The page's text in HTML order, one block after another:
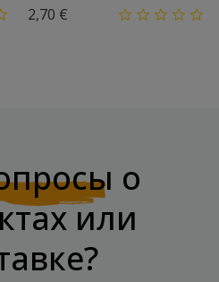
2,70 €
о
или